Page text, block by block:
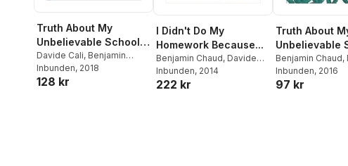
Truth About My
Unbelievable School .
. .
Davide Cali, Benjamin
Chaud
Inbunden, 2018
128 kr
I Didn't Do My
Homework Because...
Benjamin Chaud, Davide
Cali
Inbunden, 2014
222 kr
Truth About
Unbelievable
. . .
Benjamin Chaud,
Cali
Inbunden, 2016
97 kr